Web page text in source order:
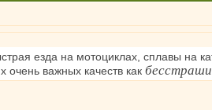
езда на мотоциклах, сплавы на
очень важных качеств как